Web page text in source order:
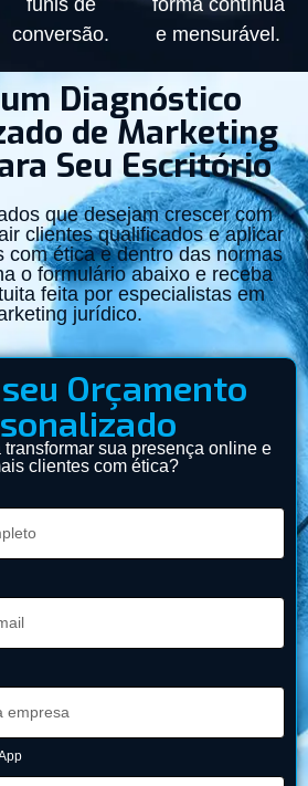
conversão.
e mensurável.
Diagnóstico
de Marketing
Seu Escritório
que desejam crescer com
clientes qualificados e aplicar
com ética e dentro das normas
o formulário abaixo e receba
feita por especialistas em
jurídico.
Orçamento
transformar sua presença online e
clientes com ética?